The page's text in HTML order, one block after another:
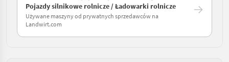
Pojazdy silnikowe rolnicze / Ładowarki rolnicze
Używane maszyny od prywatnych sprzedawców na
Landwirt.com